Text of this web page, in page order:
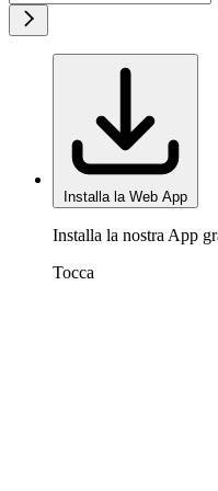
Installa la Web App
Installa la nostra App
Tocca